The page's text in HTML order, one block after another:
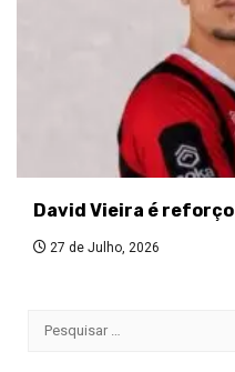
David Vieira é reforço
27 de Julho, 2026
Pesquisar